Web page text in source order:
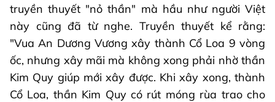
truyền thuyết "nỏ thần" mà hầu như người Việt
này cũng đã từ nghe. Truyền thuyết kể rằng:
"Vua An Dương Vương xây thành Cổ Loa 9 vòng
ốc, nhưng xây mãi mà không xong phải nhờ thần
Kim Quy giúp mới xây được. Khi xây xong, thành
Cổ Loa, thần Kim Quy có rút móng rùa trao cho